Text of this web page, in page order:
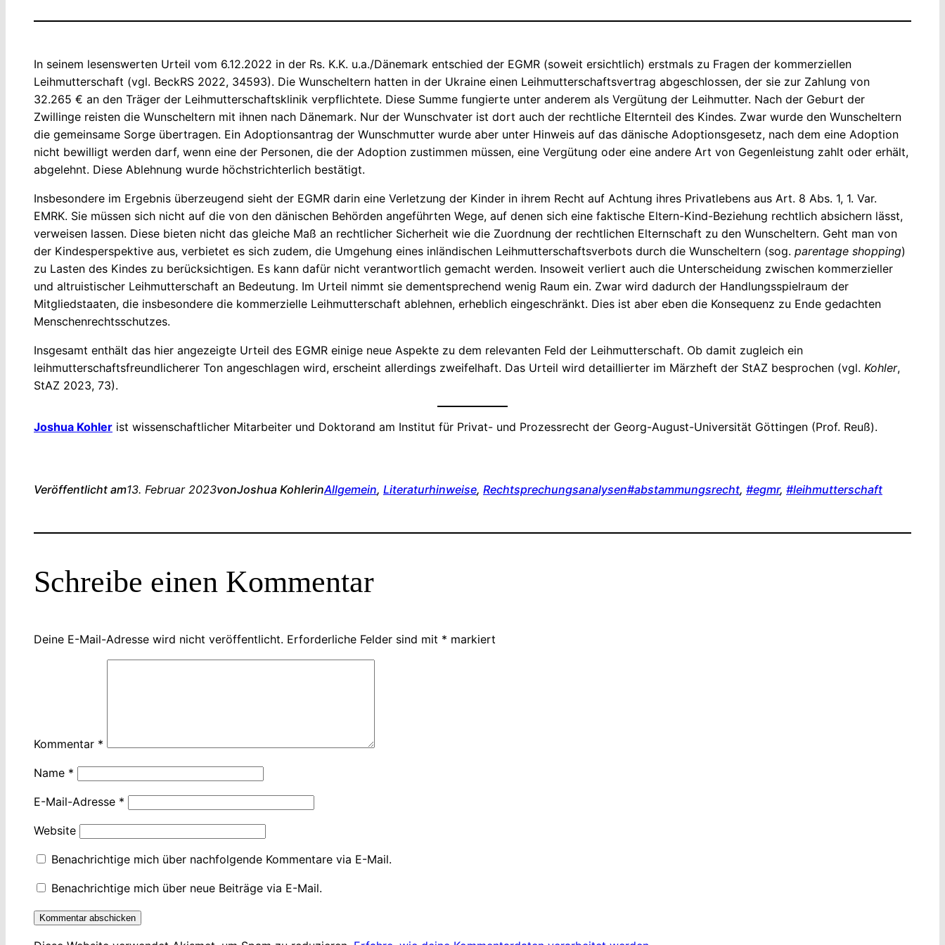
In seinem lesenswerten Urteil vom 6.12.2022 in der Rs. K.K. u.a./Dänemark entschied der EGMR (soweit ersichtlich) erstmals zu Fragen der kommerziellen
Leihmutterschaft (vgl. BeckRS 2022, 34593). Die Wunscheltern hatten in der Ukraine einen Leihmutterschaftsvertrag abgeschlossen, der sie zur Zahlung von
32.265 € an den Träger der Leihmutterschaftsklinik verpflichtete. Diese Summe fungierte unter anderem als Vergütung der Leihmutter. Nach der Geburt der
Zwillinge reisten die Wunscheltern mit ihnen nach Dänemark. Nur der Wunschvater ist dort auch der rechtliche Elternteil des Kindes. Zwar wurde den Wunscheltern
die gemeinsame Sorge übertragen. Ein Adoptionsantrag der Wunschmutter wurde aber unter Hinweis auf das dänische Adoptionsgesetz, nach dem eine Adoption
nicht bewilligt werden darf, wenn eine der Personen, die der Adoption zustimmen müssen, eine Vergütung oder eine andere Art von Gegenleistung zahlt oder erhält,
abgelehnt. Diese Ablehnung wurde höchstrichterlich bestätigt.
Insbesondere im Ergebnis überzeugend sieht der EGMR darin eine Verletzung der Kinder in ihrem Recht auf Achtung ihres Privatlebens aus Art. 8 Abs. 1, 1. Var.
EMRK. Sie müssen sich nicht auf die von den dänischen Behörden angeführten Wege, auf denen sich eine faktische Eltern-Kind-Beziehung rechtlich absichern lässt,
verweisen lassen. Diese bieten nicht das gleiche Maß an rechtlicher Sicherheit wie die Zuordnung der rechtlichen Elternschaft zu den Wunscheltern. Geht man von
der Kindesperspektive aus, verbietet es sich zudem, die Umgehung eines inländischen Leihmutterschaftsverbots durch die Wunscheltern (sog. parentage shopping)
zu Lasten des Kindes zu berücksichtigen. Es kann dafür nicht verantwortlich gemacht werden. Insoweit verliert auch die Unterscheidung zwischen kommerzieller
und altruistischer Leihmutterschaft an Bedeutung. Im Urteil nimmt sie dementsprechend wenig Raum ein. Zwar wird dadurch der Handlungsspielraum der
Mitgliedstaaten, die insbesondere die kommerzielle Leihmutterschaft ablehnen, erheblich eingeschränkt. Dies ist aber eben die Konsequenz zu Ende gedachten
Menschenrechtsschutzes.
Insgesamt enthält das hier angezeigte Urteil des EGMR einige neue Aspekte zu dem relevanten Feld der Leihmutterschaft. Ob damit zugleich ein
leihmutterschaftsfreundlicherer Ton angeschlagen wird, erscheint allerdings zweifelhaft. Das Urteil wird detaillierter im Märzheft der StAZ besprochen (vgl. Kohler,
StAZ 2023, 73).
Joshua Kohler ist wissenschaftlicher Mitarbeiter und Doktorand am Institut für Privat- und Prozessrecht der Georg-August-Universität Göttingen (Prof. Reuß).
Veröffentlicht am13. Februar 2023vonJoshua KohlerinAllgemein, Literaturhinweise, Rechtsprechungsanalysen#abstammungsrecht, #egmr, #leihmutterschaft
Schreibe einen Kommentar
Deine E-Mail-Adresse wird nicht veröffentlicht. Erforderliche Felder sind mit * markiert
Kommentar *
Name *
E-Mail-Adresse *
Website
Benachrichtige mich über nachfolgende Kommentare via E-Mail.
Benachrichtige mich über neue Beiträge via E-Mail.